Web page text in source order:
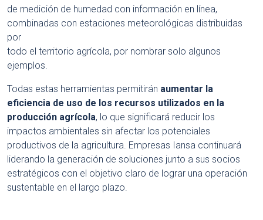
de medición de humedad con información en línea,
combinadas con estaciones meteorológicas distribuidas
por
todo el territorio agrícola, por nombrar solo algunos
ejemplos.
Todas estas herramientas permitirán aumentar la
eficiencia de uso de los recursos utilizados en la
producción agrícola, lo que significará reducir los
impactos ambientales sin afectar los potenciales
productivos de la agricultura. Empresas Iansa continuará
liderando la generación de soluciones junto a sus socios
estratégicos con el objetivo claro de lograr una operación
sustentable en el largo plazo.